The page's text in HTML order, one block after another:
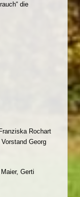
die
Rochart
Georg
Gerti